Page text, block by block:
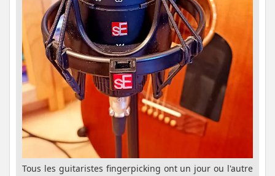
Tous les guitaristes fingerpicking ont un jour ou l'autre